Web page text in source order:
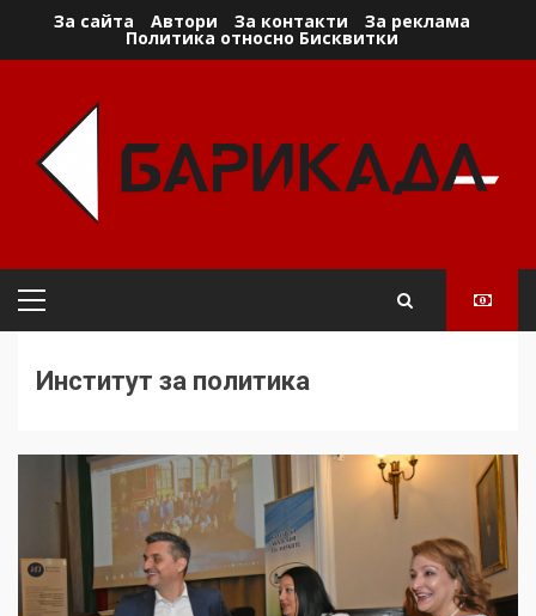
За сайта Автори За контакти За реклама
Политика относно Бисквитки
Primary
Институт за политика